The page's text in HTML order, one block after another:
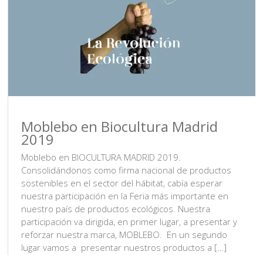
Moblebo en Biocultura Madrid
2019
Moblebo en BIOCULTURA MADRID 2019.
Consolidándonos como firma nacional de productos
sostenibles en el sector del hábitat, cabía esperar
nuestra participación en la Feria más importante en
nuestro país de productos ecológicos. Nuestra
participación va dirigida, en primer lugar, a presentar y
reforzar nuestra marca, MOBLEBO. En un segundo
lugar vamos a presentar nuestros productos a […]